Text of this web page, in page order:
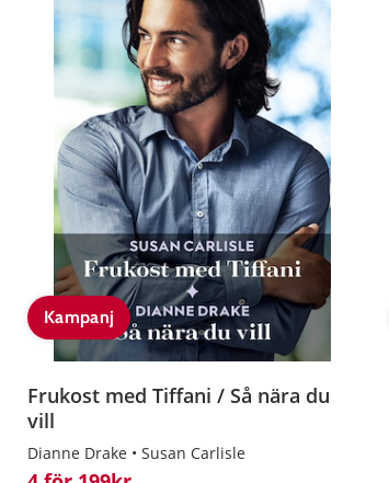
Kampanj
Frukost med Tiffani / Så nära du
vill
Dianne Drake Susan Carlisle